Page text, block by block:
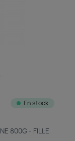
En stock
800G - FILLE